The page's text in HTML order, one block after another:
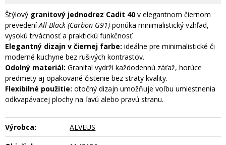
Štýlový granitový jednodrez Cadit 40 v elegantnom čiernom
prevedeníAll Black (Carbon G91) ponúka minimalistický vzhľad,
vysokú trvácnosť a praktickú funkčnosť.
Elegantný dizajn v čiernej farbe: ideálne pre minimalistické či
moderné kuchyne bez rušivých kontrastov.
Odolný materiál: Granital vydrží každodennú záťaž, horúce
predmety aj opakované čistenie bez straty kvality.
Flexibilné použitie: otočný dizajn umožňuje voľbu umiestnenia
odkvapávacej plochy na ľavú alebo pravú stranu.
Výrobca:
ALVEUS